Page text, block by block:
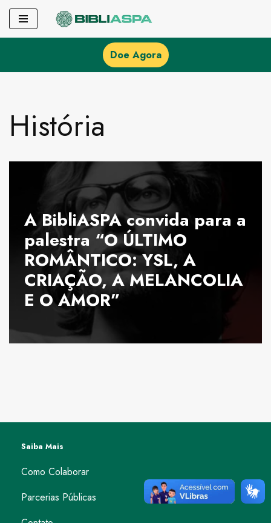
Pular
o
Doe Agora
História
A BibliASPA convida para a
palestra “O ÚLTIMO
ROMÂNTICO: YSL, A
CRIAÇÃO, A MELANCOLIA
E O AMOR”
Saiba Mais
Como Colaborar
Parcerias Públicas